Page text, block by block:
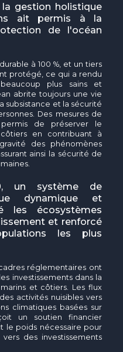
la gestion holistique
ait permis à la
de l'océan
à 100 %, et un tiers
protégé, ce qui a rendu
plus sains et
abrite toujours une vie
subsistance et la sécurité
Des mesures de
de préserver le
en contribuant à
des phénomènes
ainsi la sécurité de
un système de
dynamique et
les écosystèmes
et renforcé
les plus
réglementaires ont
investissements dans la
et côtiers. Les flux
activités nuisibles vers
climatiques basées sur
un soutien financier
le poids nécessaire pour
des investissements